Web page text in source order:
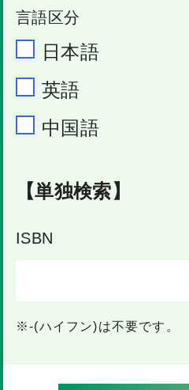
言語区分
日本語
英語
中国語
【単独検索】
ISBN
※-(ハイフン)は不要です。